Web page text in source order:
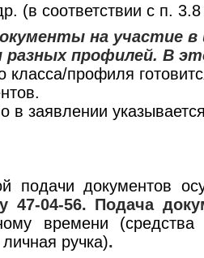
(в соответствии с п.
на участие в
разных профилей. В
класса/профиля
в заявлении
подачи документов
47-04-56. Подача
времени
ручка).